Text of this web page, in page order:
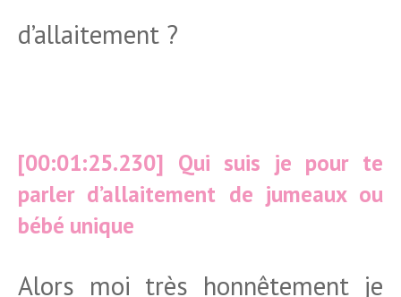
d’allaitement ?
[00:01:25.230] Qui suis je pour te
parler d’allaitement de jumeaux ou
bébé unique
Alors moi très honnêtement je